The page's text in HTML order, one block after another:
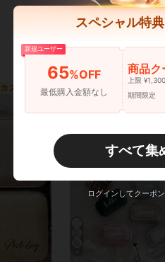
スペシャル特
新規ユーザー
65%OFF
最低購入金額なし
商品ク
上限 ¥1,300
期間限定
すべて集
ログインしてクーポ